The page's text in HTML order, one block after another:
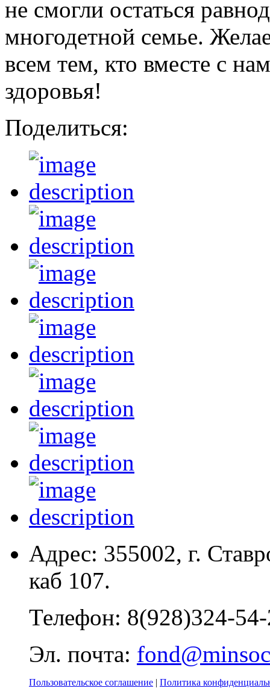
не смогли остаться
многодетной семье.
всем тем, кто вместе с
здоровья!
Поделиться:
Адрес: 355002, г.
каб 107.
Телефон: 8(928)324-
Эл. почта:
Пользовательское соглашение | Политика